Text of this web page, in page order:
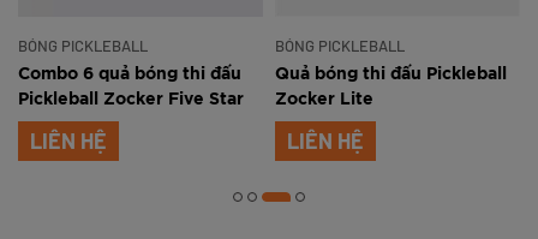
BÓNG PICKLEBALL
Combo 6 quả bóng thi đấu
Pickleball Zocker Five Star
LIÊN HỆ
BÓNG PICKLEBALL
Quả bóng thi đấu Pickleball
Zocker Lite
LIÊN HỆ